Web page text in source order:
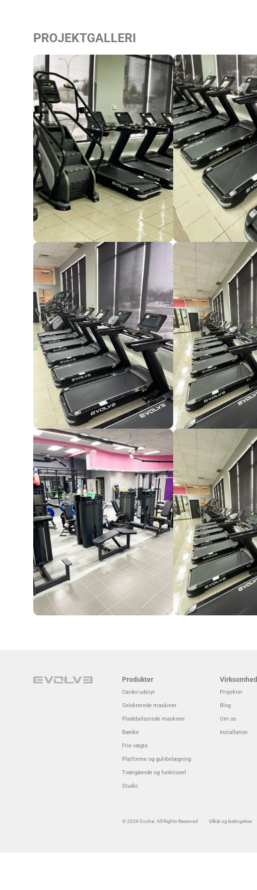
PROJEKTGALLERI
Produkter
Cardio-udstyr
Selekterede maskiner
Pladebelastede maskiner
Bænke
Frie vægte
Platforme og gulvbelægning
Tværgående og funktionel
Studio
Virksomhed
Projekter
Blog
Om os
Installation
© 2026 Evolve. All Rights Reserved Vilkår og betingelser